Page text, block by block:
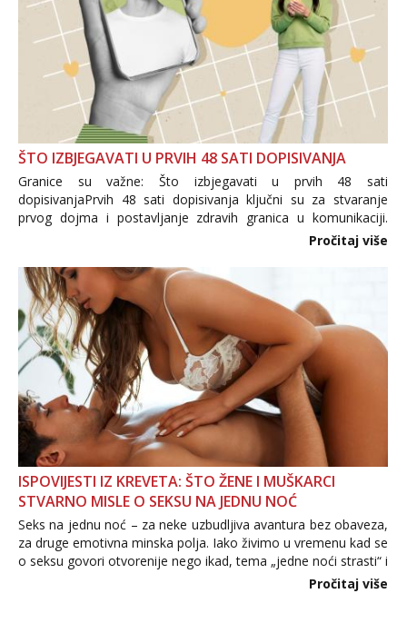
ŠTO IZBJEGAVATI U PRVIH 48 SATI DOPISIVANJA
Granice su važne: Što izbjegavati u prvih 48 sati
dopisivanjaPrvih 48 sati dopisivanja ključni su za stvaranje
prvog dojma i postavljanje zdravih granica u komunikaciji.
Važno je izbjeći prebrzo otkrivanje osobnih ili intimnih
informacija, jer nepoznata osoba još nije zaslužila to
povjerenje. Takođe...
Pročitaj više
ISPOVIJESTI IZ KREVETA: ŠTO ŽENE I MUŠKARCI
STVARNO MISLE O SEKSU NA JEDNU NOĆ
Seks na jednu noć – za neke uzbudljiva avantura bez obaveza,
za druge emotivna minska polja. Iako živimo u vremenu kad se
o seksu govori otvorenije nego ikad, tema „jedne noći strasti“ i
dalje izaziva burne rasprave. Što zapravo misle žene, a što
Pročitaj više